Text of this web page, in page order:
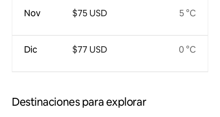
Nov
Dic
$75 USD
$77 USD
5 °C
0 °C
Destinaciones para explorar